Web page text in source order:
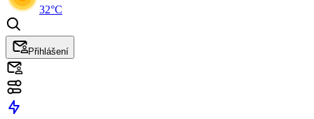
32°C
Přihlášení